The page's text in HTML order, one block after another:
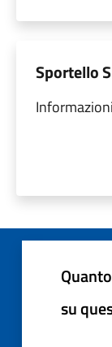
Sportello
su